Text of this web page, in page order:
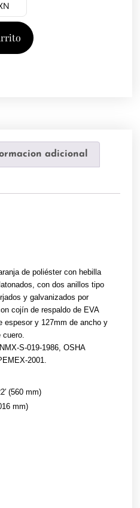
adicional
de poliéster con hebilla
con dos anillos tipo
y galvanizados por
cojín de respaldo de EVA
espesor y 127mm de ancho y
cuero.
S-019-1986, OSHA
2001.
(560 mm)
mm)